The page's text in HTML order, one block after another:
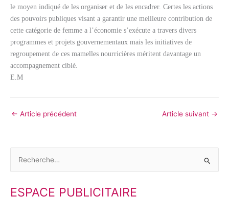
le moyen indiqué de les organiser et de les encadrer. Certes les actions
des pouvoirs publiques visant a garantir une meilleure contribution de
cette catégorie de femme a l’économie s’exécute a travers divers
programmes et projets gouvernementaux mais les initiatives de
regroupement de ces mamelles nourricières méritent davantage un
accompagnement ciblé.
E.M
← Article précédent Article suivant →
c
ESPACE PUBLICITAIRE